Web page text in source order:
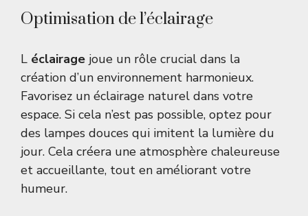
Optimisation de l’éclairage
L éclairage joue un rôle crucial dans la
création d’un environnement harmonieux.
Favorisez un éclairage naturel dans votre
espace. Si cela n’est pas possible, optez pour
des lampes douces qui imitent la lumière du
jour. Cela créera une atmosphère chaleureuse
et accueillante, tout en améliorant votre
humeur.